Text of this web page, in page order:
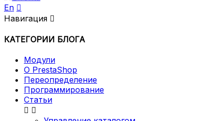
En 
Навигация 
КАТЕГОРИИ БЛОГА
Модули
О PrestaShop
Переопределение
Программирование
Статьи
 